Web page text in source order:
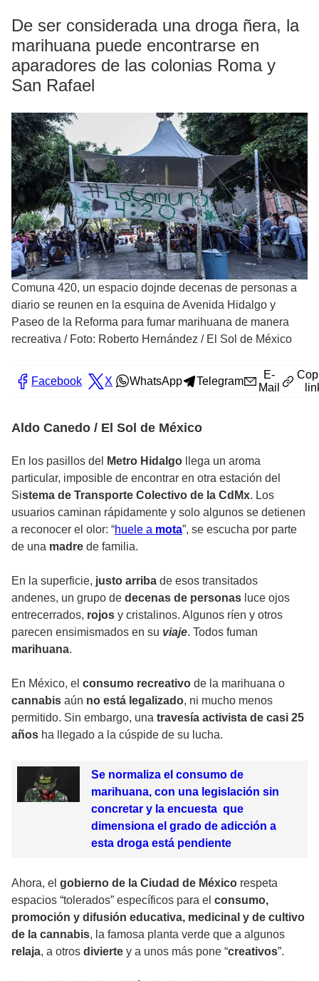
De ser considerada una droga ñera, la
marihuana puede encontrarse en
aparadores de las colonias Roma y
San Rafael
Comuna 420, un espacio dojnde decenas de personas a
diario se reunen en la esquina de Avenida Hidalgo y
Paseo de la Reforma para fumar marihuana de manera
recreativa / Foto: Roberto Hernández / El Sol de México
Facebook X WhatsApp Telegram
E-
Mail
Aldo Canedo / El Sol de México
En los pasillos del Metro Hidalgo llega un aroma
particular, imposible de encontrar en otra estación del
Sistema de Transporte Colectivo de la CdMx. Los
usuarios caminan rápidamente y solo algunos se detienen
a reconocer el olor: “huele a mota”, se escucha por parte
de una madre de familia.
En la superficie, justo arriba de esos transitados
andenes, un grupo de decenas de personas luce ojos
entrecerrados, rojos y cristalinos. Algunos ríen y otros
parecen ensimismados en su viaje. Todos fuman
marihuana.
En México, el consumo recreativo de la marihuana o
cannabis aún no está legalizado, ni mucho menos
permitido. Sin embargo, una travesía activista de casi 25
años ha llegado a la cúspide de su lucha.
Se normaliza el consumo de
marihuana, con una legislación sin
concretar y la encuesta que
dimensiona el grado de adicción a
esta droga está pendiente
Ahora, el gobierno de la Ciudad de México respeta
espacios “tolerados” específicos para el consumo,
promoción y difusión educativa, medicinal y de cultivo
de la cannabis, la famosa planta verde que a algunos
relaja, a otros divierte y a unos más pone “creativos”.